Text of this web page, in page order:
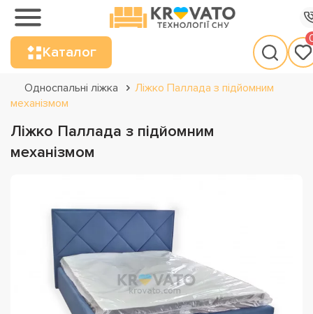
Каталог
Односпальні ліжка
Ліжко Паллада з підйомним
механізмом
Ліжко Паллада з підйомним
механізмом